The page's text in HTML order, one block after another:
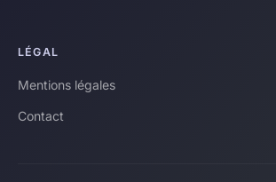
LÉGAL
Mentions légales
Contact